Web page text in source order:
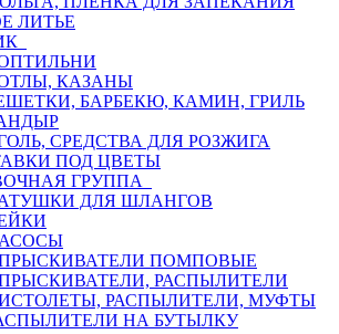
ЛИТЬЕ
КАЗАНЫ
БАРБЕКЮ, КАМИН, ГРИЛЬ
СРЕДСТВА ДЛЯ РОЗЖИГА
ПОД ЦВЕТЫ
ГРУППА
ДЛЯ ШЛАНГОВ
ПОМПОВЫЕ
РАСПЫЛИТЕЛИ
РАСПЫЛИТЕЛИ, МУФТЫ
НА БУТЫЛКУ